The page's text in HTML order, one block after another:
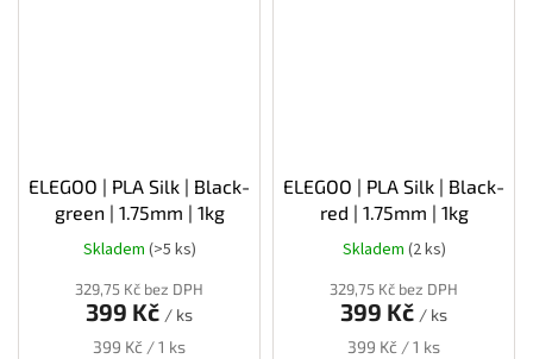
ELEGOO | PLA Silk | Black-
green | 1.75mm | 1kg
Skladem (>5 ks)
329,75 Kč bez DPH
399 Kč / ks
Měrná
399 Kč / 1 ks
ELEGOO | PLA Silk | Black-
red | 1.75mm | 1kg
Skladem (2 ks)
329,75 Kč bez DPH
399 Kč / ks
Měrná
399 Kč / 1 ks